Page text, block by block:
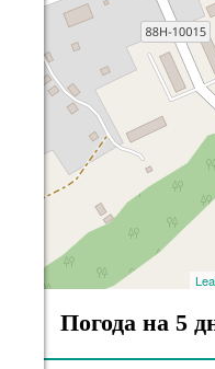
Погода на 5